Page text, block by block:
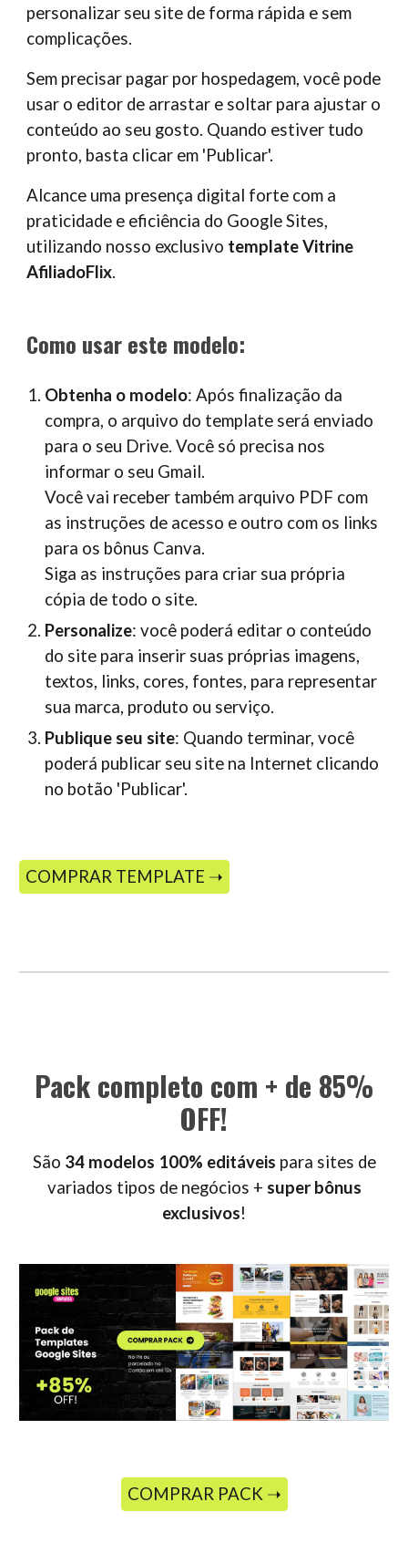
personalizar seu site de forma rápida e sem
complicações.
Sem precisar pagar por hospedagem, você pode
usar o editor de arrastar e soltar para ajustar o
conteúdo ao seu gosto. Quando estiver tudo
pronto, basta clicar em 'Publicar'.
Alcance uma presença digital forte com a
praticidade e eficiência do Google Sites,
utilizando nosso exclusivo template Vitrine
AfiliadoFlix.
Como usar este modelo:
Obtenha o modelo: Após finalização da
compra, o arquivo do template será enviado
para o seu Drive. Você só precisa nos
informar o seu Gmail.
Você vai receber também arquivo PDF com
as instruções de acesso e outro com os links
para os bônus Canva.
Siga as instruções para criar sua própria
cópia de todo o site.
Personalize: você poderá editar o conteúdo
do site para inserir suas próprias imagens,
textos, links, cores, fontes, para representar
sua marca, produto ou serviço.
Publique seu site: Quando terminar, você
poderá publicar seu site na Internet clicando
no botão 'Publicar'.
COMPRAR TEMPLATE ➝
Pack completo com + de 85%
OFF!
São 34 modelos 100% editáveis para sites de
variados tipos de negócios + super bônus
exclusivos!
COMPRAR PACK ➝